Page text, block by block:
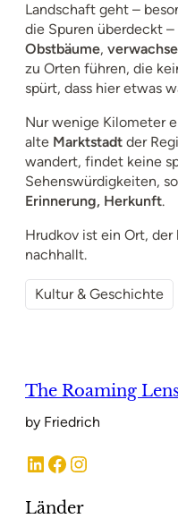
Landschaft geht –
die Spuren überdeckt –
Obstbäume,
zu Orten führen, die
spürt, dass hier etwas
Nur wenige Kilometer
alte Marktstadt der
wandert, findet keine
Sehenswürdigkeiten,
Erinnerung, Herkunft.
Hrudkov ist ein Ort,
nachhallt.
Kultur & Geschichte
The Roaming
by Friedrich
LinkedIn Facebook Instagram
Länder